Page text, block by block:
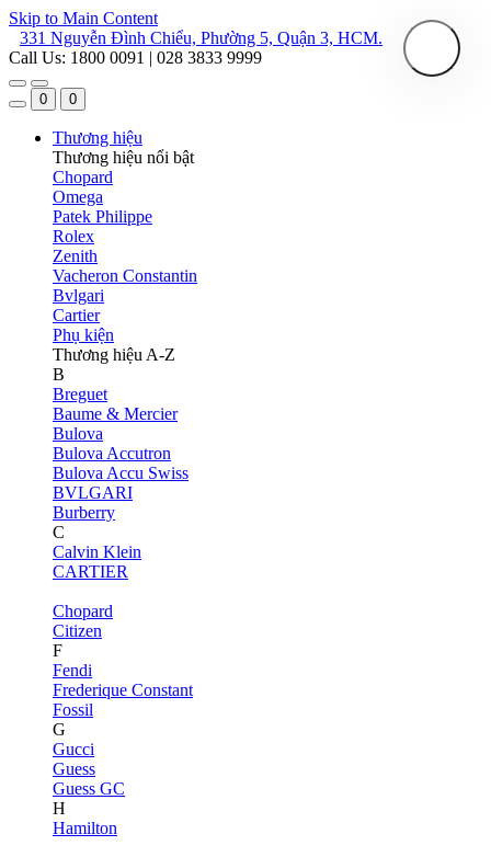
Skip to Main Content
331 Nguyễn Đình Chiểu, Phường 5, Quận 3, HCM.
Call Us: 1800 0091 | 028 3833 9999
0 0
Thương hiệu
Thương hiệu nổi bật
Chopard
Omega
Patek Philippe
Rolex
Zenith
Vacheron Constantin
Bvlgari
Cartier
Phụ kiện
Thương hiệu A-Z
B
Breguet
Baume & Mercier
Bulova
Bulova Accutron
Bulova Accu Swiss
BVLGARI
Burberry
C
Calvin Klein
CARTIER
Chopard
Citizen
F
Fendi
Frederique Constant
Fossil
G
Gucci
Guess
Guess GC
H
Hamilton